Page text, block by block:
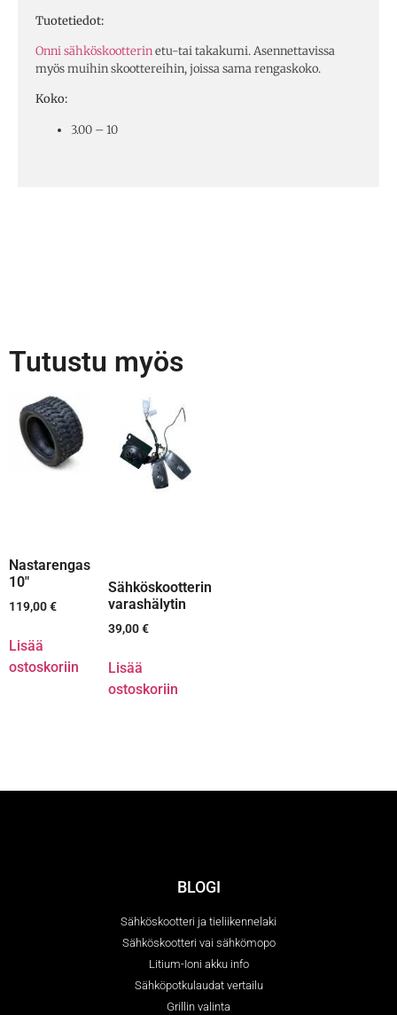
Tuotetiedot:
Onni sähköskootterinetu-tai takakumi. Asennettavissa
myös muihin skoottereihin, joissa sama rengaskoko.
Koko:
3.00 – 10
Tutustu myös
Nastarengas
10″
119,00€
Lisää
ostoskoriin
Sähköskootterin
varashälytin
39,00€
Lisää
ostoskoriin
BLOGI
Sähköskootteri ja tieliikennelaki
Sähköskootteri vai sähkömopo
Litium-Ioni akku info
Sähköpotkulaudat vertailu
Grillin valinta